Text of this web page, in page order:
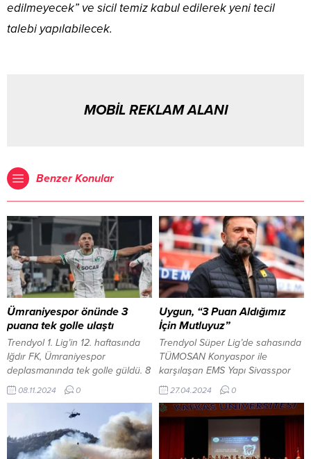
edilmeyecek” ve sicil temiz kabul edilerek yeni tecil
talebi yapılabilecek.
MOBİL REKLAM ALANI
Benzer Konular
Ümraniyespor önünde 3
puana tek golle ulaştı
Trendyol 1. Lig’in 12. haftasında
Iğdır FK, Ümraniyespor
deplasmanında tek golle güldü. 8
Kasım 2024, 22:29 yayınlandı
ANKARA-BHA Trendyol 1. Lig’in
12. haftasında Iğdır FK,
Ümraniyespor deplasmanında
tek golle güldü. Geçen hafta
Ankaragücü’nü mağlup eden
08.11.2024 0
Uygun, “3 Puan Aldığımız
İçin Mutluyuz”
Trendyol Süper Lig’de sahasında
TÜMOSAN Konyaspor ile
karşılaşan EMS Yapı Sivasspor
rakibini 1-0 mağlup etti. 27 Nisan
2024, 20:53 yayınlandı Uygun, “3
Puan Aldığımız İçin Mutluyuz”
Hakan BAKAR/SİVAS-BHA Bülent
Uygun, “Rey Manaj golünü
atarak 3 puan alıp Avrupa
27.04.2024 0